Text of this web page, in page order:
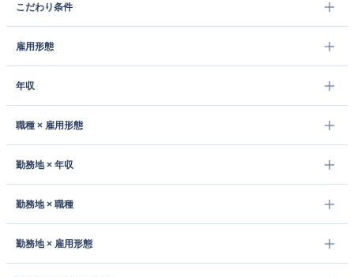
こだわり条件
雇用形態
年収
職種 × 雇用形態
勤務地 × 年収
勤務地 × 職種
勤務地 × 雇用形態